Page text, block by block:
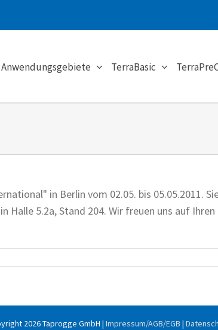
Anwendungsgebiete TerraBasic
in Berlin vom 02.05. bis 05.05.2011.
Halle 5.2a, Stand 204. Wir freuen uns auf
2026 Taprogge GmbH | Impressum/AGB/EGB |